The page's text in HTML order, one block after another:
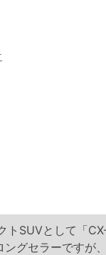
トSUVとして「
グセラーですが